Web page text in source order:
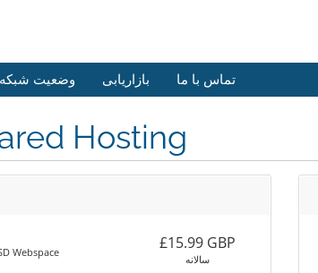
وضعیت شبکه بازاریابی تماس با ما
Hosting
Webspace £15.99 GBP
سالانه